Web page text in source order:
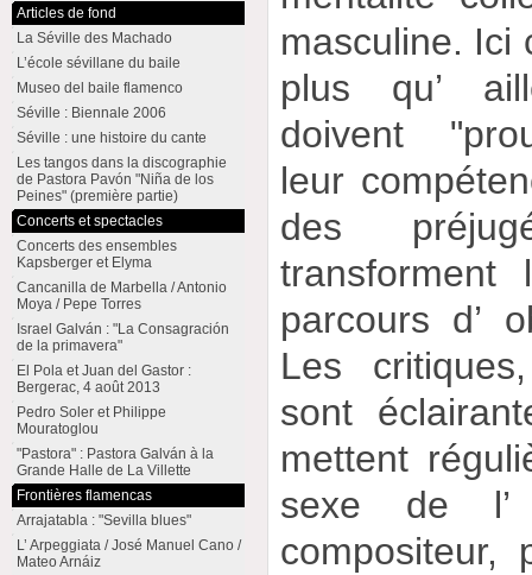
masculine. Ici
plus qu’
doivent
leur
des
parcours d’
Les
sont
mettent
sexe de l’
compositeur,
Articles de fond
La Séville des Machado
L’école sévillane du baile
Museo del baile flamenco
Séville : Biennale 2006
Séville : une histoire du cante
Les tangos dans la discographie
de Pastora Pavón "Niña de los
Peines" (première partie)
Concerts et spectacles
Concerts des ensembles
Kapsberger et Elyma
Cancanilla de Marbella / Antonio
Moya / Pepe Torres
Israel Galván : "La Consagración
de la primavera"
El Pola et Juan del Gastor :
Bergerac, 4 août 2013
Pedro Soler et Philippe
Mouratoglou
"Pastora" : Pastora Galván à la
Grande Halle de La Villette
Frontières flamencas
Arrajatabla : "Sevilla blues"
L’ Arpeggiata / José Manuel Cano /
Mateo Arnáiz